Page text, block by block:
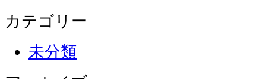
カテゴリー
未分類